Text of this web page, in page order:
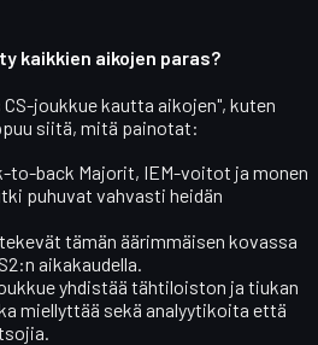
kaikkien aikojen paras?
CS-joukkue kautta aikojen", kuten
siitä, mitä painotat:
to-back Majorit, IEM-voitot ja monen
puhuvat vahvasti heidän
tämän äärimmäisen kovassa
aikakaudella.
yhdistää tähtiloiston ja tiukan
miellyttää sekä analyytikoita että